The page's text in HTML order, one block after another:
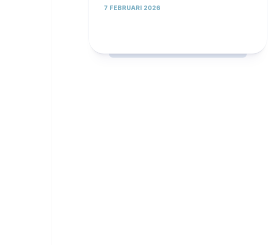
7 FEBRUARI 2026